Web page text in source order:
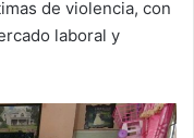
de violencia, con
laboral y